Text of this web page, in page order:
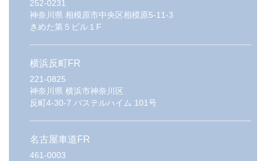
252-0231
神奈川県 相模原市中央区相模原5-11-3
きめた第５ビル１F
横浜反町FR
221-0825
神奈川県 横浜市神奈川区
反町4-30-7 パステルハイム 101号
名古屋車道FR
461-0003